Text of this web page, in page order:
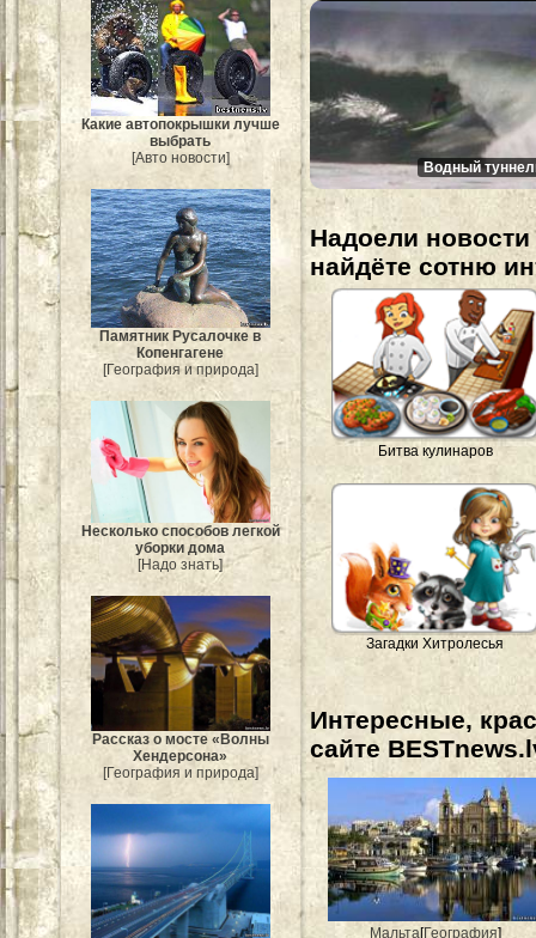
Какие автопокрышки лучше
выбрать
[Авто новости]
Памятник Русалочке в
Копенгагене
[География и природа]
Несколько способов легкой
уборки дома
[Надо знать]
Рассказ о мосте «Волны
Хендерсона»
[География и природа]
Водный
Надоели
найдёте сотню
Битва кулинаров
Загадки Хитролесья
Интересные,
сайте
Мальта[География]